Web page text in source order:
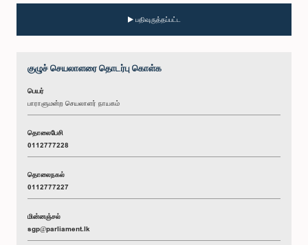
பதிவுருத்தப்பட்ட
குழுச் செயலாளரை தொடர்பு கொள்க
பெயர்
பாராளுமன்ற செயலாளர் நாயகம்
தொலைபேசி
0112777228
தொலைநகல்
0112777227
மின்னஞ்சல்
sgp@parliament.lk